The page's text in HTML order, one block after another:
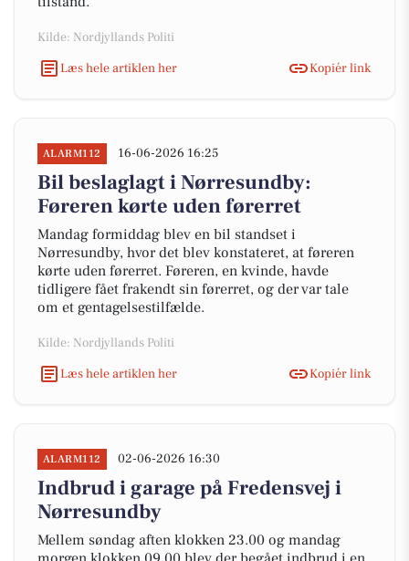
Kilde: Nordjyllands Politi
Læs hele artiklen her
Kopiér link
ALARM112 16-06-2026 16:25
Bil beslaglagt i Nørresundby:
Føreren kørte uden førerret
Mandag formiddag blev en bil standset i
Nørresundby, hvor det blev konstateret, at føreren
kørte uden førerret. Føreren, en kvinde, havde
tidligere fået frakendt sin førerret, og der var tale
om et gentagelsestilfælde.
Kilde: Nordjyllands Politi
Læs hele artiklen her
Kopiér link
ALARM112 02-06-2026 16:30
Indbrud i garage på Fredensvej i
Nørresundby
Mellem søndag aften klokken 23.00 og mandag